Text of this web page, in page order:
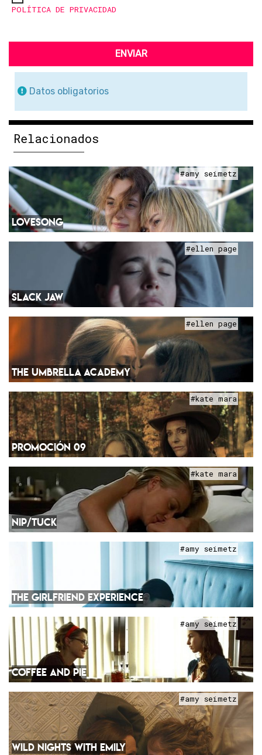
POLÍTICA DE PRIVACIDAD
ENVIAR
Datos obligatorios
Relacionados
#amy seimetz
LOVESONG
#ellen page
SLACK JAW
#ellen page
THE UMBRELLA ACADEMY
#kate mara
PROMOCIÓN 09
#kate mara
NIP/TUCK
#amy seimetz
THE GIRLFRIEND EXPERIENCE
#amy seimetz
COFFEE AND PIE
#amy seimetz
WILD NIGHTS WITH EMILY